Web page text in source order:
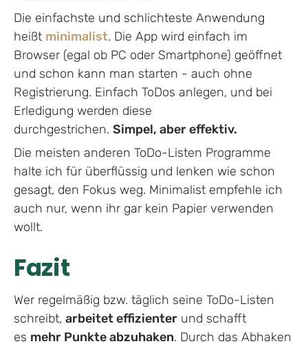
Die einfachste und schlichteste Anwendung
heißt minimalist. Die App wird einfach im
Browser (egal ob PC oder Smartphone) geöffnet
und schon kann man starten - auch ohne
Registrierung. Einfach ToDos anlegen, und bei
Erledigung werden diese
durchgestrichen. Simpel, aber effektiv.
Die meisten anderen ToDo-Listen Programme
halte ich für überflüssig und lenken wie schon
gesagt, den Fokus weg. Minimalist empfehle ich
auch nur, wenn ihr gar kein Papier verwenden
wollt.
Fazit
Wer regelmäßig bzw. täglich seine ToDo-Listen
schreibt, arbeitet effizienter und schafft
es mehr Punkte abzuhaken. Durch das Abhaken